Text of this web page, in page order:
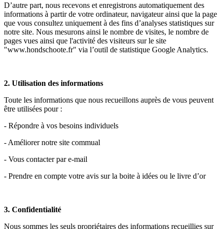
D’autre part, nous recevons et enregistrons automatiquement des
informations à partir de votre ordinateur, navigateur ainsi que la page
que vous consultez uniquement à des fins d’analyses statistiques sur
notre site. Nous mesurons ainsi le nombre de visites, le nombre de
pages vues ainsi que l'activité des visiteurs sur le site
"www.hondschoote.fr" via l’outil de statistique Google Analytics.
2. Utilisation des informations
Toute les informations que nous recueillons auprès de vous peuvent
être utilisées pour :
- Répondre à vos besoins individuels
- Améliorer notre site commual
- Vous contacter par e-mail
- Prendre en compte votre avis sur la boite à idées ou le livre d’or
3. Confidentialité
Nous sommes les seuls propriétaires des informations recueillies sur